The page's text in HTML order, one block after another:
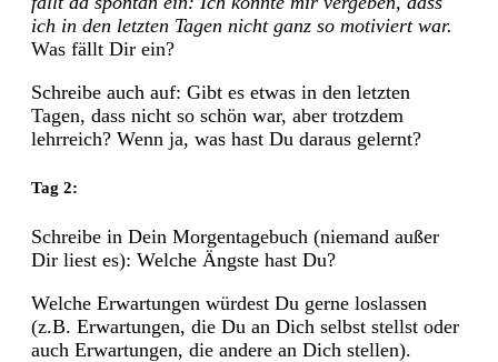
ich in den letzten Tagen nicht ganz so motiviert war.
Was fällt Dir ein?
Schreibe auch auf: Gibt es etwas in den letzten
Tagen, dass nicht so schön war, aber trotzdem
lehrreich? Wenn ja, was hast Du daraus gelernt?
Tag 2:
Schreibe in Dein Morgentagebuch (niemand außer
Dir liest es): Welche Ängste hast Du?
Welche Erwartungen würdest Du gerne loslassen
(z.B. Erwartungen, die Du an Dich selbst stellst oder
auch Erwartungen, die andere an Dich stellen).